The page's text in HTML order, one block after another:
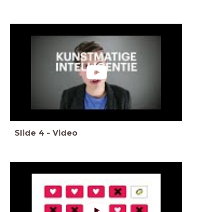
Slide 4 - Video